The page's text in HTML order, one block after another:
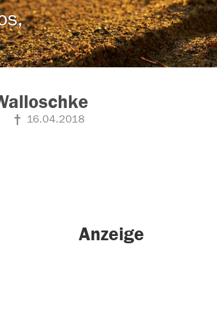
16.04.2018
Anzeige